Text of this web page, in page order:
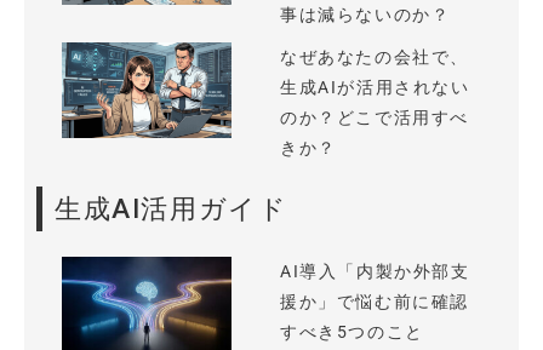
事は減らないのか？
なぜあなたの会社で、
生成AIが活用されない
のか？どこで活用すべ
きか？
生成AI活用ガイド
AI導入「内製か外部支
援か」で悩む前に確認
すべき5つのこと